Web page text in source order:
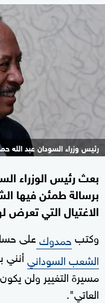
رئيس وزراء السودان عبد الله
بعث رئيس الوزراء
برسالة طمئن فيها
الاغتيال التي
وكتبحمدوكعلى
الشعب السوداني
مسيرة التغيير ولن
العاتي".